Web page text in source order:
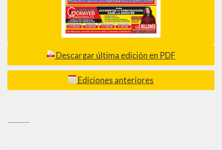
Descargar última edición en PDF
Ediciones anteriores